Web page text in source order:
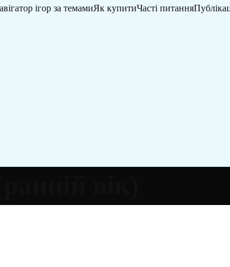
ігор за темамиЯк купитиЧасті питання